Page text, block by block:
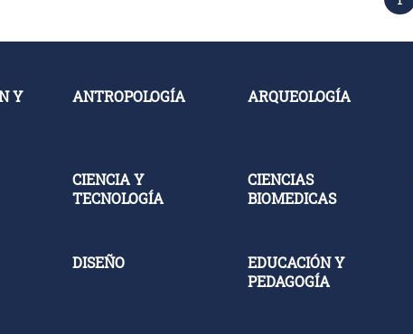
Y
ANTROPOLOGÍA ARQUEOLOGÍA
CIENCIA Y
TECNOLOGÍA
CIENCIAS
BIOMEDICAS
DISEÑO
EDUCACIÓN Y
PEDAGOGÍA